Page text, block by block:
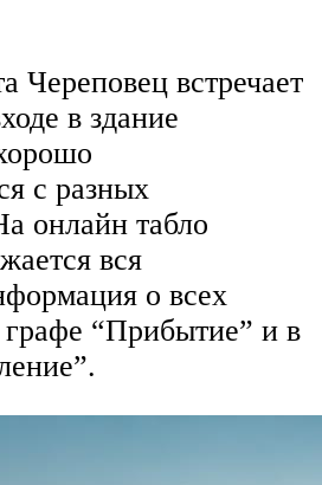
Череповец встречает
в здание
с разных
онлайн табло
вся
о всех
графе “Прибытие” и в